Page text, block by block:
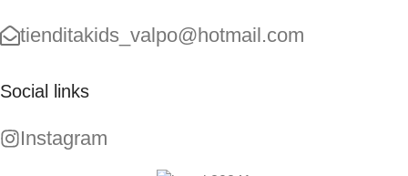
tienditakids_valpo@hotmail.com
Social links
Instagram